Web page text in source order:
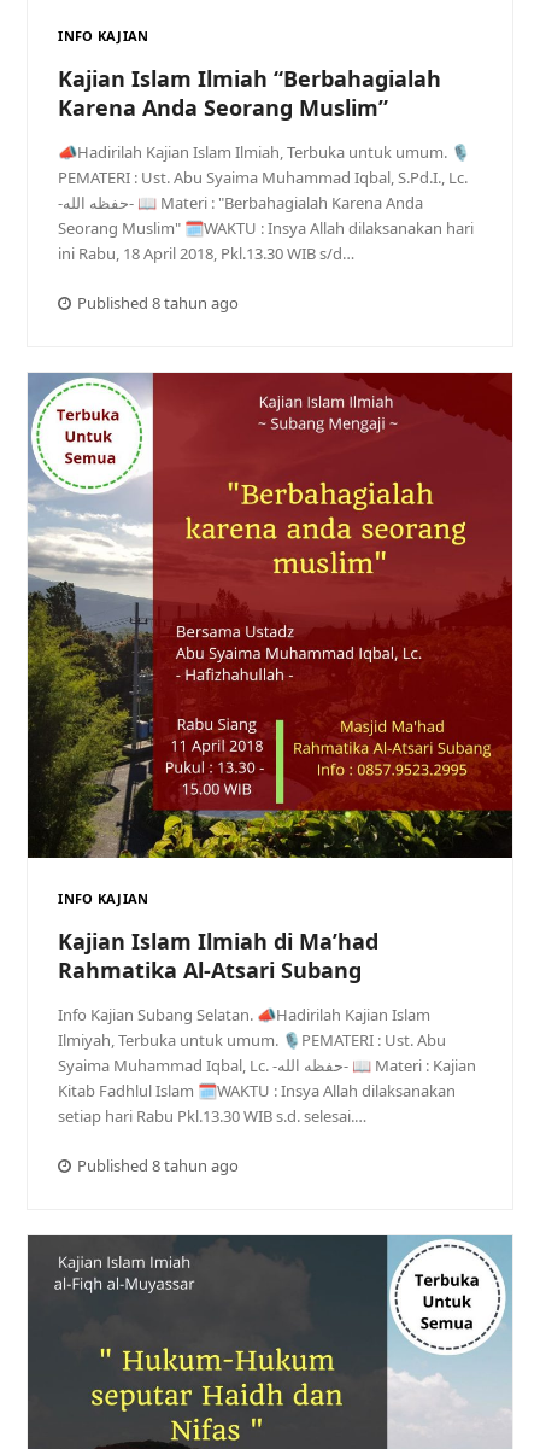
INFO KAJIAN
Kajian Islam Ilmiah “Berbahagialah
Karena Anda Seorang Muslim”
📣Hadirilah Kajian Islam Ilmiah, Terbuka untuk umum. 🎙
PEMATERI : Ust. Abu Syaima Muhammad Iqbal, S.Pd.I., Lc.
-حفظه الله- 📖 Materi : "Berbahagialah Karena Anda
Seorang Muslim" 🗓WAKTU : Insya Allah dilaksanakan hari
ini Rabu, 18 April 2018, Pkl.13.30 WIB s/d…
Published 8 tahun ago
INFO KAJIAN
Kajian Islam Ilmiah di Ma’had
Rahmatika Al-Atsari Subang
Info Kajian Subang Selatan. 📣Hadirilah Kajian Islam
Ilmiyah, Terbuka untuk umum. 🎙PEMATERI : Ust. Abu
Syaima Muhammad Iqbal, Lc. -حفظه الله- 📖 Materi : Kajian
Kitab Fadhlul Islam 🗓WAKTU : Insya Allah dilaksanakan
setiap hari Rabu Pkl.13.30 WIB s.d. selesai.…
Published 8 tahun ago